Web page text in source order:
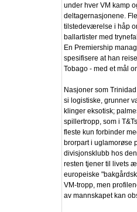
under hver VM kamp
deltagernasjonene.
tilstedeværelse i håp
ballartister med
En Premiership
spesifisere at han
Tobago - med et mål
Nasjoner som
si logistiske, grunner
klinger eksotisk;
spillertropp, som i
fleste kun forbinder
brorpart i uglamorøse
divisjonsklubb hos
resten tjener til livets
europeiske
VM-tropp, men
av mannskapet kan